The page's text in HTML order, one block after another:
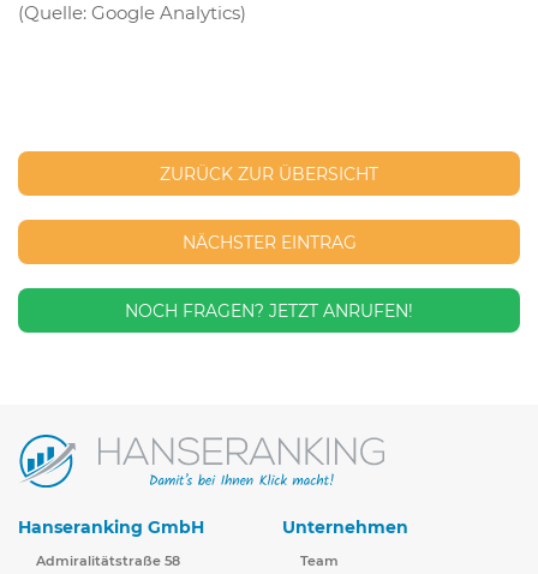
(Quelle: Google Analytics)
ZURÜCK ZUR ÜBERSICHT
NOCH FRAGEN? JETZT ANRUFEN!
NÄCHSTER EINTRAG
Hanseranking GmbH
Admiralitätstraße 58
Unternehmen
Team